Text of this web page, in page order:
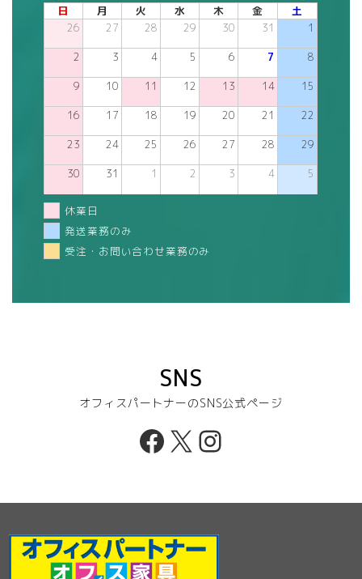
日 月 火 水 木 金 土
26 27 28 29 30 31 1
2 3 4 5 6 7 8
9 10 11 12 13 14 15
16 17 18 19 20 21 22
23 24 25 26 27 28 29
30 31 1 2 3 4 5
休業日
発送業務のみ
受注・お問い合わせ業務のみ
SNS
オフィスパートナーのSNS公式ページ
Facebook
X Instagram